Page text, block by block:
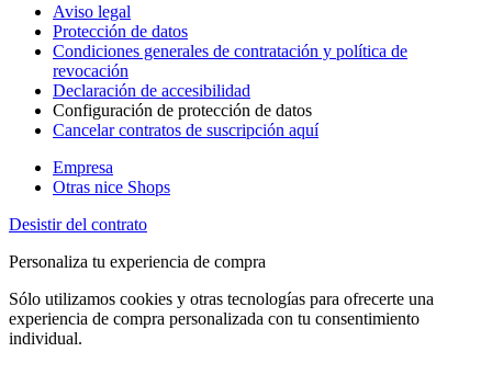
Aviso legal
Protección de datos
Condiciones generales de contratación y política de
revocación
Declaración de accesibilidad
Configuración de protección de datos
Cancelar contratos de suscripción aquí
Empresa
Otras nice Shops
Desistir del contrato
Personaliza tu experiencia de compra
Sólo utilizamos cookies y otras tecnologías para ofrecerte una
experiencia de compra personalizada con tu consentimiento
individual.